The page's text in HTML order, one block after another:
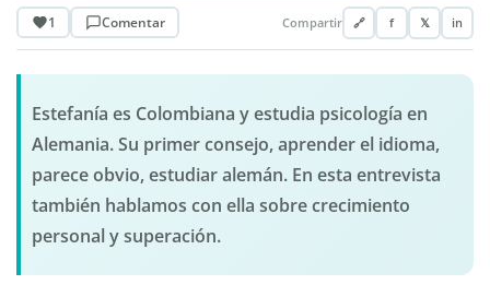
1 Comentar Compartir 🔗 f 𝕏 in
Estefanía es Colombiana y estudia psicología en
Alemania. Su primer consejo, aprender el idioma,
parece obvio, estudiar alemán. En esta entrevista
también hablamos con ella sobre crecimiento
personal y superación.